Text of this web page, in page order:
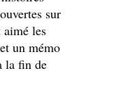
sur
les
un mémo
la fin de